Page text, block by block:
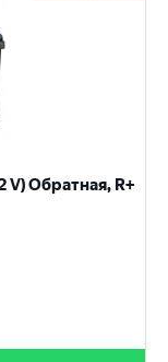
V) Обратная, R+